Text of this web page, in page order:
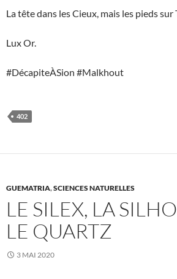
La tête dans les Cieux, mais les pieds sur
Lux Or.
#DécapiteÀSion #Malkhout
402
GUEMATRIA,SCIENCES NATURELLES
LE SILEX, LA
LE QUARTZ
3 MAI 2020